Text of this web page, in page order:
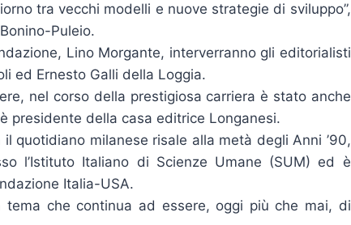
tra vecchi modelli e nuove strategie di sviluppo”,
Puleio.
Lino Morgante, interverranno gli editorialisti
ed Ernesto Galli della Loggia.
nel corso della prestigiosa carriera è stato anche
presidente della casa editrice Longanesi.
quotidiano milanese risale alla metà degli Anni ’90,
l’Istituto Italiano di Scienze Umane (SUM) ed è
Italia-USA.
che continua ad essere, oggi più che mai, di